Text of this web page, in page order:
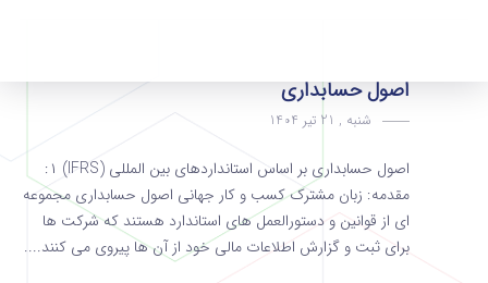
اصول حسابداری
شنبه , 21 تیر 1404
اصول حسابداری بر اساس استانداردهای بین المللی (IFRS) ۱:
مقدمه: زبان مشترک کسب و کار جهانی اصول حسابداری مجموعه‌
ای از قوانین و دستورالعمل‌ های استاندارد هستند که شرکت‌ ها
برای ثبت و گزارش اطلاعات مالی خود از آن‌ ها پیروی می‌ کنند....